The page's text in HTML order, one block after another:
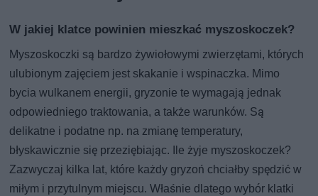
W jakiej klatce powinien mieszkać myszoskoczek?
Myszoskoczki są bardzo żywiołowymi zwierzętami, których
ulubionym zajęciem jest skakanie i wspinaczka. Mimo
bycia wulkanem energii, gryzonie te wymagają jednak
odpowiedniego traktowania, a także warunków. Są
delikatne i podatne np. na zmianę temperatury,
błyskawicznie się przeziębiając. Ile żyje myszoskoczek?
Zazwyczaj kilka lat, które każdy gryzoń chciałby spędzić w
miłym i przytulnym miejscu. Właśnie dlatego wybór klatki